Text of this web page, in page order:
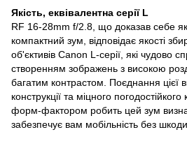
Якість, еквівалентна серії L
RF 16-28mm f/2.8, що доказав себе
компактний зум, відповідає якості
об'єктивів Canon L-серії, які чудово
створенням зображень з високою
багатим контрастом. Поєднання цієї
конструкції та міцного
форм-фактором робить цей зум
забезпечує вам мобільність без шкоди